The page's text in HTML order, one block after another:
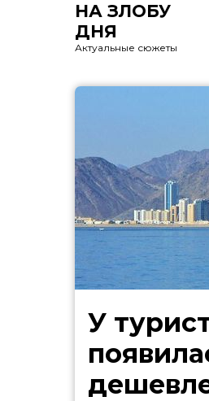
НА ЗЛОБУ
ДНЯ
Актуальные сюжеты
У